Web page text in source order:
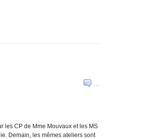
…
les CP de Mme Mouvaux et les MS
Demain, les mêmes ateliers sont